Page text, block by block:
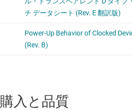
購入と品質